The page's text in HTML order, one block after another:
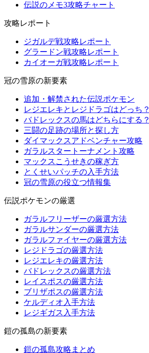
伝説のメモ3攻略チャート
攻略レポート
ジガルデ戦攻略レポート
グラードン戦攻略レポート
カイオーガ戦攻略レポート
冠の雪原の新要素
追加・解禁された伝説ポケモン
レジエレキとレジドラゴはどっち？
バドレックスの馬はどちらにする？
三闘の足跡の場所と探し方
ダイマックスアドベンチャー攻略
ガラルスタートーナメント攻略
マックスこうせきの稼ぎ方
とくせいパッチの入手方法
冠の雪原の役立つ情報集
伝説ポケモンの厳選
ガラルフリーザーの厳選方法
ガラルサンダーの厳選方法
ガラルファイヤーの厳選方法
レジドラゴの厳選方法
レジエレキの厳選方法
バドレックスの厳選方法
レイスポスの厳選方法
ブリザポスの厳選方法
ケルディオ入手方法
レジギガス入手方法
鎧の孤島の新要素
鎧の孤島攻略まとめ